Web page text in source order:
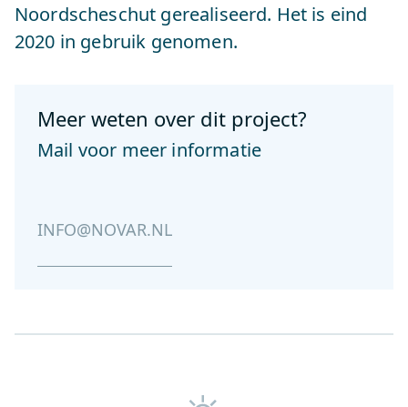
Noordscheschut gerealiseerd. Het is eind
2020 in gebruik genomen.
Meer weten over dit project?
Mail voor meer informatie
INFO@NOVAR.NL